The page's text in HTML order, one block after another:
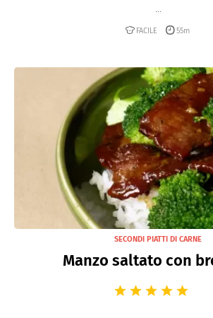
...
FACILE 55m
SECONDI PIATTI DI CARNE
Manzo saltato con